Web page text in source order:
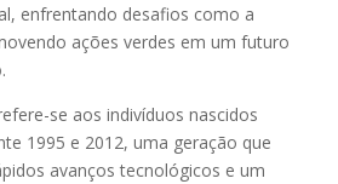
enfrentando desafios como a
ações verdes em um futuro
se aos indivíduos nascidos
1995 e 2012, uma geração que
avanços tecnológicos e um